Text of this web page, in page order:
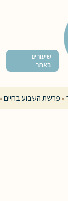
שיעורים
באתר
» פרשת השבוע בחיים»